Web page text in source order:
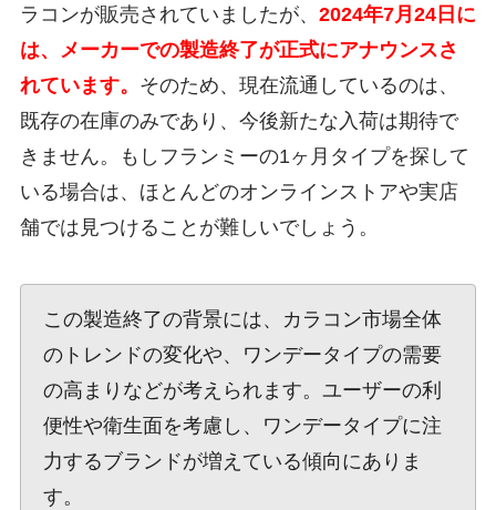
ラコンが販売されていましたが、 2024年7月24日に
は、メーカーでの製造終了が正式にアナウンスさ
れています。 そのため、現在流通しているのは、
既存の在庫のみであり、今後新たな入荷は期待で
きません。もしフランミーの1ヶ月タイプを探して
いる場合は、ほとんどのオンラインストアや実店
舗では見つけることが難しいでしょう。
この製造終了の背景には、カラコン市場全体
のトレンドの変化や、ワンデータイプの需要
の高まりなどが考えられます。ユーザーの利
便性や衛生面を考慮し、ワンデータイプに注
力するブランドが増えている傾向にありま
す。